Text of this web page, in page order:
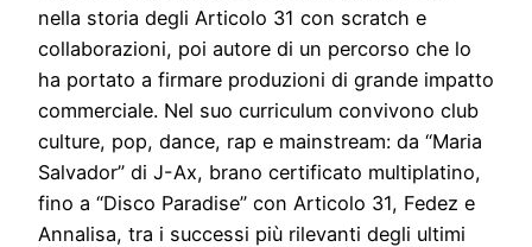
nella storia degli Articolo 31 con scratch e
collaborazioni, poi autore di un percorso che lo
ha portato a firmare produzioni di grande impatto
commerciale. Nel suo curriculum convivono club
culture, pop, dance, rap e mainstream: da “Maria
Salvador” di J-Ax, brano certificato multiplatino,
fino a “Disco Paradise” con Articolo 31, Fedez e
Annalisa, tra i successi più rilevanti degli ultimi